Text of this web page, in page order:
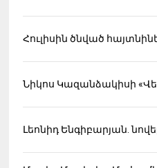
Հուլիսին ծնված
Նիկոս Կազանձակիսի
Լեոնիդ Ենգիբարյան.